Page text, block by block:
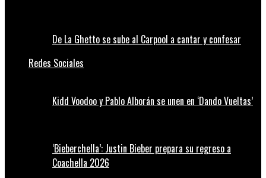
De La Ghetto se sube al Carpool a cantar y confesar
Redes Sociales
Kidd Voodoo y Pablo Alborán se unen en ‘Dando Vueltas’
‘Bieberchella’: Justin Bieber prepara su regreso a
Coachella 2026